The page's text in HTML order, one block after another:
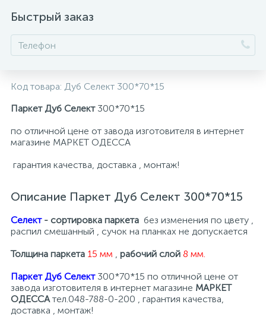
Быстрый заказ
Код товара: Дуб Селект 300*70*15
Паркет Дуб Селект300*70*15
по отличной цене от завода изготовителя в интернет
магазине МАРКЕТ ОДЕССА
гарантия качества, доставка , монтаж!
Описание Паркет Дуб Селект 300*70*15
Се­лект - сортировка паркета без изменения по цвету ,
распил смешанный , сучок на планках не допускается
Толщина паркета 15 мм , рабочий слой 8 мм.
Паркет Дуб Селект 300*70*15 по отличной цене от
завода изготовителя в интернет магазине МАРКЕТ
ОДЕССАтел.048-788-0-200 , гарантия качества,
доставка , монтаж!